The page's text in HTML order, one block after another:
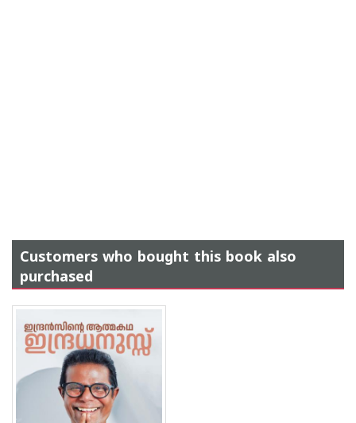
Customers who bought this book also
purchased